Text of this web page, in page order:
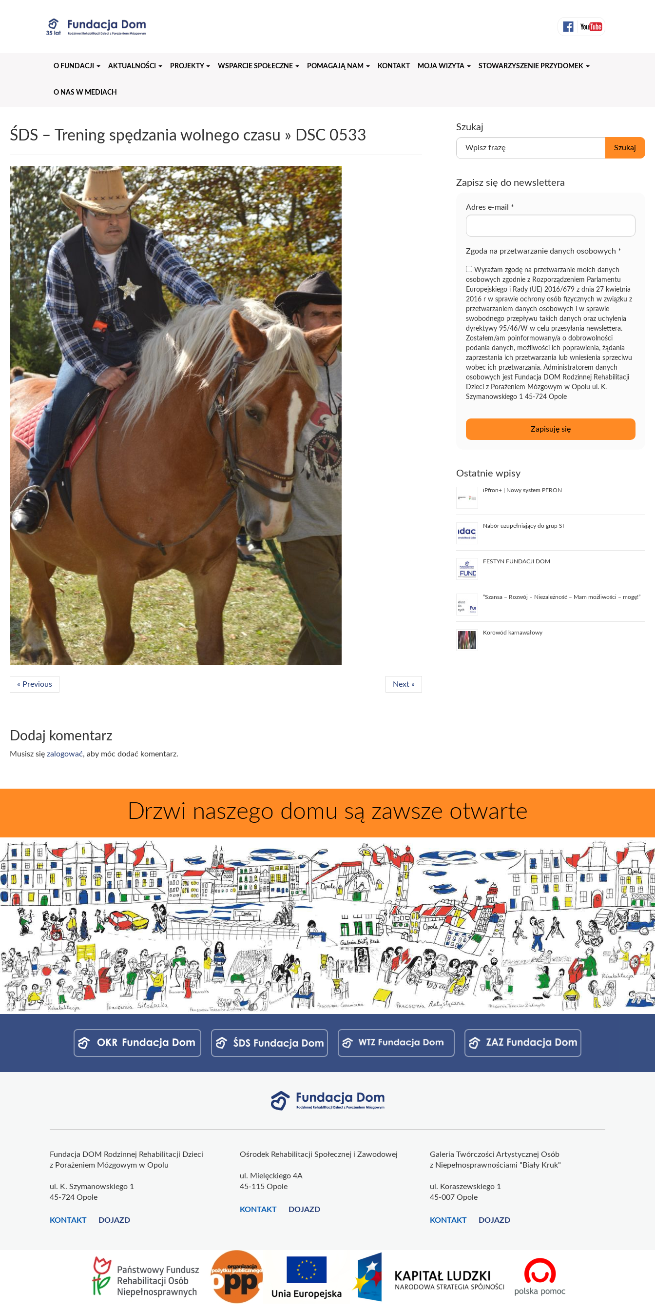
O FUNDACJI AKTUALNOŚCI PROJEKTY WSPARCIE SPOŁECZNE POMAGAJĄ NAM KONTAKT MOJA WIZYTA STOWARZYSZENIE PRZYDOMEK
O NAS W MEDIACH
ŚDS – Trening spędzania wolnego czasu » DSC 0533
« Previous Next »
Dodaj komentarz
Musisz się zalogować, aby móc dodać komentarz.
Szukaj
W
z
Szukaj
Zapisz się do newslettera
Adres e-mail *
Zgoda na przetwarzanie danych osobowych *
Wyrażam zgodę na przetwarzanie moich danych
osobowych zgodnie z Rozporządzeniem Parlamentu
Europejskiego i Rady (UE) 2016/679 z dnia 27 kwietnia
2016 r w sprawie ochrony osób fizycznych w związku z
przetwarzaniem danych osobowych i w sprawie
swobodnego przepływu takich danych oraz uchylenia
dyrektywy 95/46/W w celu przesyłania newslettera.
Zostałem/am poinformowany/a o dobrowolności
podania danych, możliwości ich poprawienia, żądania
zaprzestania ich przetwarzania lub wniesienia sprzeciwu
wobec ich przetwarzania. Administratorem danych
osobowych jest Fundacja DOM Rodzinnej Rehabilitacji
Dzieci z Porażeniem Mózgowym w Opolu ul. K.
Szymanowskiego 1 45-724 Opole
Ostatnie wpisy
iPfron+ | Nowy system PFRON
Nabór uzupełniający do grup SI
FESTYN FUNDACJI DOM
“Szansa – Rozwój – Niezależność – Mam możliwości – mogę!”
Korowód karnawałowy
Drzwi naszego domu są zawsze otwarte
Fundacja DOM Rodzinnej Rehabilitacji Dzieci
z Porażeniem Mózgowym w Opolu
ul. K. Szymanowskiego 1
45-724 Opole
KONTAKT DOJAZD
Ośrodek Rehabilitacji Społecznej i Zawodowej
ul. Mielęckiego 4A
45-115 Opole
KONTAKT DOJAZD
Galeria Twórczości Artystycznej Osób
z Niepełnosprawnościami "Biały Kruk"
ul. Koraszewskiego 1
45-007 Opole
KONTAKT DOJAZD